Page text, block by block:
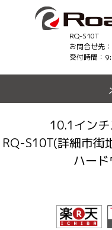
RQ-S10T
お問合せ先
受付時間：
10.1イン
RQ-S10T(詳細市街
ハー